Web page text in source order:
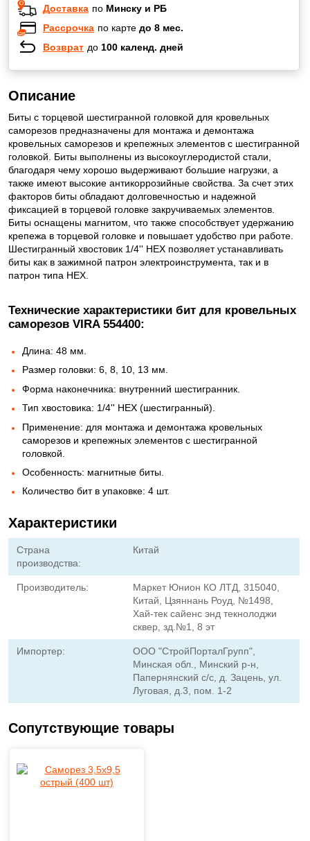
Доставка по Минску и РБ
Рассрочка по карте до 8 мес.
Возврат до 100 календ. дней
Описание
Биты с торцевой шестигранной головкой для кровельных
саморезов предназначены для монтажа и демонтажа
кровельных саморезов и крепежных элементов с шестигранной
головкой. Биты выполнены из высокоуглеродистой стали,
благодаря чему хорошо выдерживают большие нагрузки, а
также имеют высокие антикоррозийные свойства. За счет этих
факторов биты обладают долговечностью и надежной
фиксацией в торцевой головке закручиваемых элементов.
Биты оснащены магнитом, что также способствует удержанию
крепежа в торцевой головке и повышает удобство при работе.
Шестигранный хвостовик 1/4'' НЕХ позволяет устанавливать
биты как в зажимной патрон электроинструмента, так и в
патрон типа HEX.
Технические характеристики бит для кровельных
саморезов VIRA 554400:
Длина: 48 мм.
Размер головки: 6, 8, 10, 13 мм.
Форма наконечника: внутренний шестигранник.
Тип хвостовика: 1/4'' HEX (шестигранный).
Применение: для монтажа и демонтажа кровельных
саморезов и крепежных элементов с шестигранной
головкой.
Особенность: магнитные биты.
Количество бит в упаковке: 4 шт.
Характеристики
Страна
производства:
Китай
Производитель:
Маркет Юнион КО ЛТД, 315040,
Китай, Цзяннань Роуд, №1498,
Хай-тек сайенс энд текнолоджи
сквер, зд.№1, 8 эт
Импортер:
ООО "СтройПорталГрупп",
Минская обл., Минский р-н,
Папернянский с/с, д. Зацень, ул.
Луговая, д.3, пом. 1-2
Сопутствующие товары